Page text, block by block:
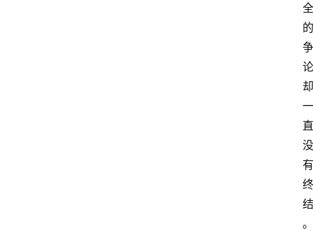
全
的
争
论
却
一
直
没
有
终
结
。